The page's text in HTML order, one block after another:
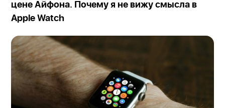
цене Айфона. Почему я не вижу смысла в
Apple Watch